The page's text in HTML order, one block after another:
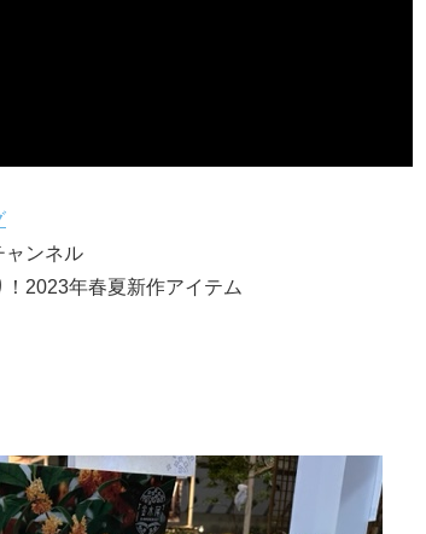
ャンネル
2023年春夏新作アイテム